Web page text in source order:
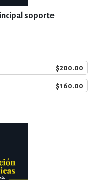
soporte
$200.00
$160.00